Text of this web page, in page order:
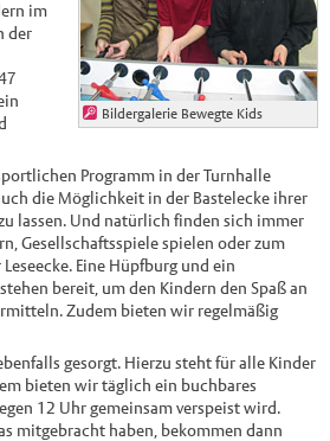
Bildergalerie Bewegte Kids
im
der
Programm in der Turnhalle
die Möglichkeit in der Bastelecke ihrer
lassen. Und natürlich finden sich immer
Gesellschaftsspiele spielen oder zum
Eine Hüpfburg und ein
bereit, um den Kindern den Spaß an
Zudem bieten wir regelmäßig
gesorgt. Hierzu steht für alle Kinder
bieten wir täglich ein buchbares
12 Uhr gemeinsam verspeist wird.
mitgebracht haben, bekommen dann